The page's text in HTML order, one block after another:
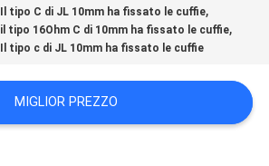
Il tipo C di JL 10mm ha fissato le cuffie,
il tipo 16Ohm C di 10mm ha fissato le cuffie,
Il tipo c di JL 10mm ha fissato le cuffie
MIGLIOR PREZZO